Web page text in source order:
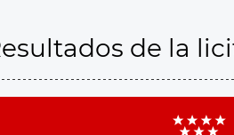
de la